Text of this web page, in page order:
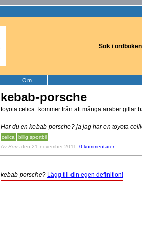
Sök i
Om
kebab-porsche
toyota celica. kommer från att många araber gillar
Har du en kebab-porsche? ja jag har en toyota
celica
billig sportbil
Av Boris den 21 november 2011 0 kommentarer
kebab-porsche? Lägg till din egen definition!